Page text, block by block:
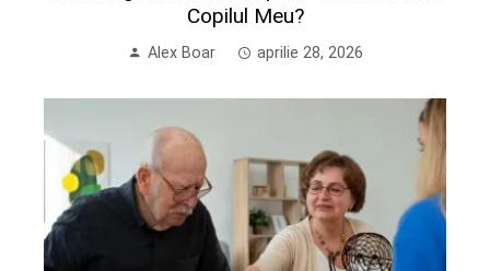
Copilul Meu?
Alex Boar aprilie 28, 2026